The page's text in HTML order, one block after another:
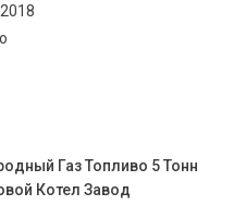
Газ Топливо 5 Тонн
Котел Завод